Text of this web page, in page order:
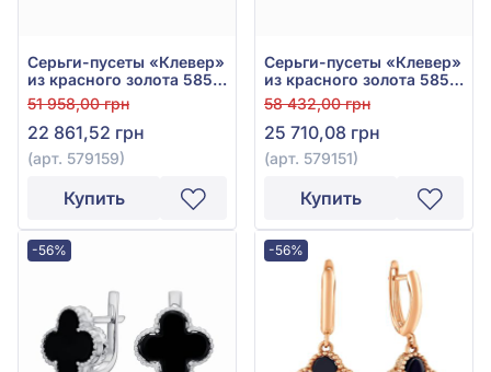
Серьги-пусеты «Клевер»
из красного золота 585°
с чёрным агатом, арт.
579159
51 958,00 грн
22 861,52 грн
(арт. 579159)
Купить
Серьги-пусеты «Клевер»
из красного золота 585°
с чёрным агатом, арт.
579151
58 432,00 грн
25 710,08 грн
(арт. 579151)
Купить
-56% -56%